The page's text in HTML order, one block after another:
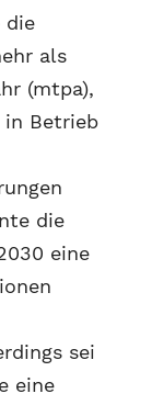
die
als
(mtpa),
in Betrieb
die
eine
sei
eine